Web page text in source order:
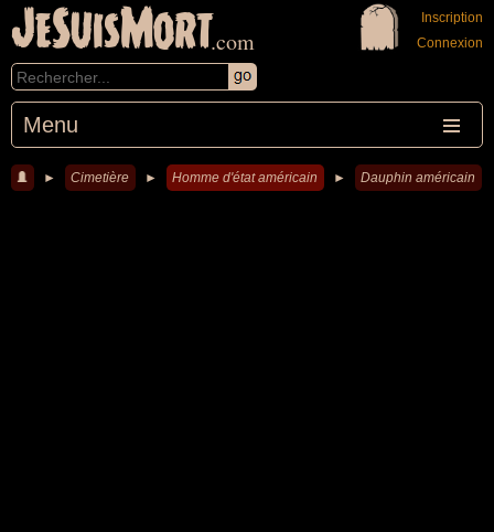
JeSuisMort.com
Menu
Inscription
Connexion
► Cimetière ► Homme d'état américain ► Dauphin américain